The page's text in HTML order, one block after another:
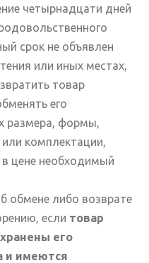
четырнадцати дней
срок не объявлен
или иных местах,
товар
его
размера, формы,
или комплектации,
цене необходимый
обмене либо возврате
если товар
его
и имеются